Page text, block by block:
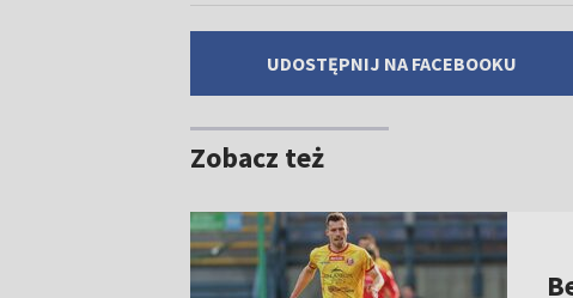
UDOSTĘPNIJ NA FACEBOOKU
Zobacz też